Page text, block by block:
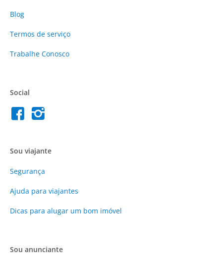
Blog
Termos de serviço
Trabalhe Conosco
Social
Sou viajante
Segurança
Ajuda para viajantes
Dicas para alugar um bom imóvel
Sou anunciante